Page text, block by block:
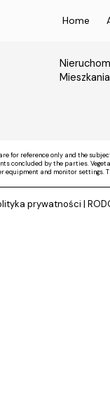
Home
for reference only and the
concluded by the parties.
and monitor settings.
prywatności |